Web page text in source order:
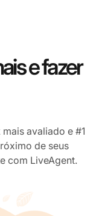
e fazer
avaliado e #1
de seus
com LiveAgent.